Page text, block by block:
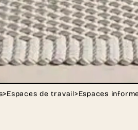
>Espaces de travail>Espaces